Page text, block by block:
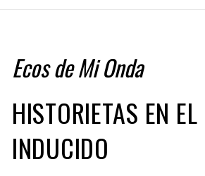
Ecos de Mi Onda
HISTORIETAS EN
INDUCIDO